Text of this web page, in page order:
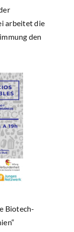
arbeitet die
den
Biotech-